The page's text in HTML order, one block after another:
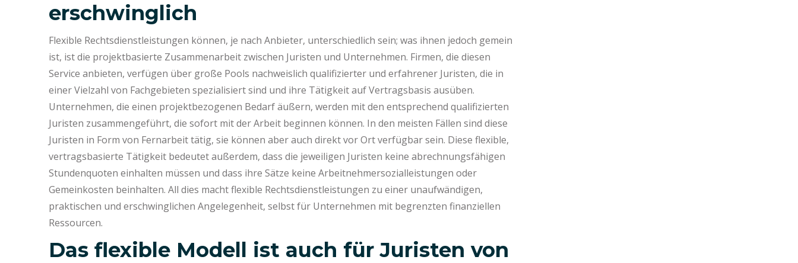
erschwinglich
Flexible Rechtsdienstleistungen können, je nach Anbieter, unterschiedlich sein; was ihnen jedoch gemein
ist, ist die projektbasierte Zusammenarbeit zwischen Juristen und Unternehmen. Firmen, die diesen
Service anbieten, verfügen über große Pools nachweislich qualifizierter und erfahrener Juristen, die in
einer Vielzahl von Fachgebieten spezialisiert sind und ihre Tätigkeit auf Vertragsbasis ausüben.
Unternehmen, die einen projektbezogenen Bedarf äußern, werden mit den entsprechend qualifizierten
Juristen zusammengeführt, die sofort mit der Arbeit beginnen können. In den meisten Fällen sind diese
Juristen in Form von Fernarbeit tätig, sie können aber auch direkt vor Ort verfügbar sein. Diese flexible,
vertragsbasierte Tätigkeit bedeutet außerdem, dass die jeweiligen Juristen keine abrechnungsfähigen
Stundenquoten einhalten müssen und dass ihre Sätze keine Arbeitnehmersozialleistungen oder
Gemeinkosten beinhalten. All dies macht flexible Rechtsdienstleistungen zu einer unaufwändigen,
praktischen und erschwinglichen Angelegenheit, selbst für Unternehmen mit begrenzten finanziellen
Ressourcen.
Das flexible Modell ist auch für Juristen von